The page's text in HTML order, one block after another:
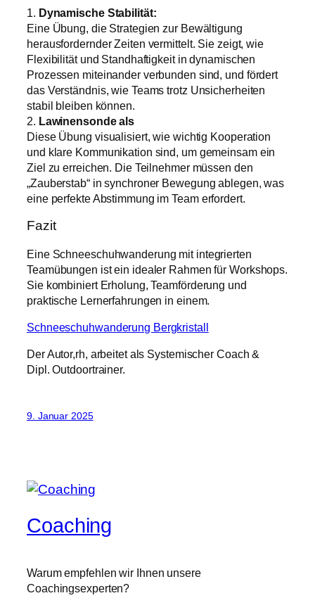
1. Dynamische Stabilität:
Eine Übung, die Strategien zur Bewältigung
herausfordernder Zeiten vermittelt. Sie zeigt, wie
Flexibilität und Standhaftigkeit in dynamischen
Prozessen miteinander verbunden sind, und fördert
das Verständnis, wie Teams trotz Unsicherheiten
stabil bleiben können.
2. Lawinensonde als
Diese Übung visualisiert, wie wichtig Kooperation
und klare Kommunikation sind, um gemeinsam ein
Ziel zu erreichen. Die Teilnehmer müssen den
„Zauberstab“ in synchroner Bewegung ablegen, was
eine perfekte Abstimmung im Team erfordert.
Fazit
Eine Schneeschuhwanderung mit integrierten
Teamübungen ist ein idealer Rahmen für Workshops.
Sie kombiniert Erholung, Teamförderung und
praktische Lernerfahrungen in einem.
Schneeschuhwanderung Bergkristall
Der Autor,rh, arbeitet als Systemischer Coach &
Dipl. Outdoortrainer.
9. Januar 2025
Coaching
Warum empfehlen wir Ihnen unsere
Coachingsexperten?